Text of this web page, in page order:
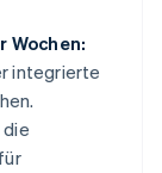
Wochen:
integrierte